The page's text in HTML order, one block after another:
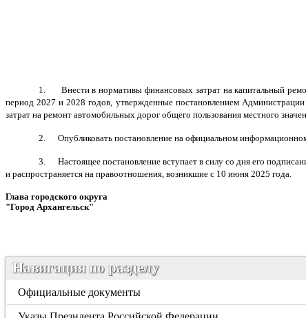
1. Внести в нормативы финансовых затрат на капитальный
период 2027 и 2028 годов, утвержденные постановлением
затрат на ремонт автомобильных дорог общего пользования местного
2. Опубликовать постановление на официальном
3. Настоящее постановление вступает в силу со дня его
и распространяется на правоотношения, возникшие с 10 июня 2025 года.
Глава городского округа
"Город Архангельск" Д.А.
Навигация по разделу
Официальные документы